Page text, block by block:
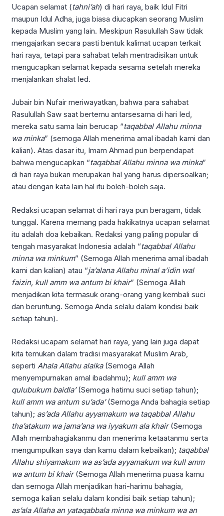
Ucapan selamat (tahni’ah) di hari raya, baik Idul Fitri
maupun Idul Adha, juga biasa diucapkan seorang Muslim
kepada Muslim yang lain. Meskipun Rasulullah Saw tidak
mengajarkan secara pasti bentuk kalimat ucapan terkait
hari raya, tetapi para sahabat telah mentradisikan untuk
mengucapkan selamat kepada sesama setelah mereka
menjalankan shalat Ied.
Jubair bin Nufair meriwayatkan, bahwa para sahabat
Rasulullah Saw saat bertemu antarsesama di hari Ied,
mereka satu sama lain berucap “taqabbalAllahu minna
wa minka” (semoga Allah menerima amal ibadah kami dan
kalian). Atas dasar itu, Imam Ahmad pun berpendapat
bahwa mengucapkan “taqabbalAllahu minna wa minka”
di hari raya bukan merupakan hal yang harus dipersoalkan;
atau dengan kata lain hal itu boleh-boleh saja.
Redaksi ucapan selamat di hari raya pun beragam, tidak
tunggal. Karena memang pada hakikatnya ucapan selamat
itu adalah doa kebaikan. Redaksi yang paling popular di
tengah masyarakat Indonesia adalah “taqabbal Allahu
minna wa minkum” (Semoga Allah menerima amal ibadah
kami dan kalian) atau “ja’alana Allahu minal a’idin wal
faizin, kull amm waantum bi khair” (Semoga Allah
menjadikan kita termasuk orang-orang yang kembali suci
dan beruntung. Semoga Anda selalu dalam kondisi baik
setiap tahun).
Redaksi ucapam selamat hari raya, yang lain juga dapat
kita temukan dalam tradisi masyarakat Muslim Arab,
seperti AhalaAllahu alaika (Semoga Allah
menyempurnakan amal ibadahmu); kull amm wa
qulubukum baidla’(Semoga hatimu suci setiap tahun);
kull amm wa antum su’ada’(Semoga Anda bahagia setiap
tahun); as’ada Allahu ayyamakum wa taqabbal Allahu
tha’atakum wa jama’ana wa iyyakum ala khair(Semoga
Allah membahagiakanmu dan menerima ketaatanmu serta
mengumpulkan saya dan kamu dalam kebaikan); taqabbal
Allahu shiyamakum wa as’ada ayyamakum wa kull amm
wa antum bi khair(Semoga Allah menerima puasa kamu
dan semoga Allah menjadikan hari-harimu bahagia,
semoga kalian selalu dalam kondisi baik setiap tahun);
as’ala Allaha an yataqabbala minna wa minkum wa an